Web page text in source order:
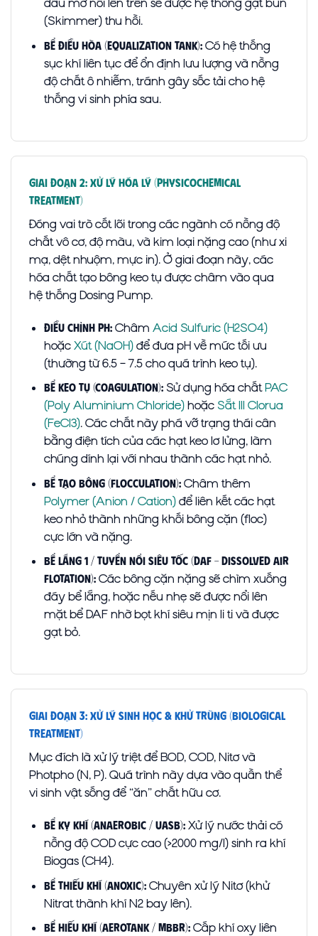
dầu mỡ nổi lên trên sẽ được hệ thống gạt bùn
(Skimmer) thu hồi.
Bể điều hòa (Equalization Tank):Có hệ thống
sục khí liên tục để ổn định lưu lượng và nồng
độ chất ô nhiễm, tránh gây sốc tải cho hệ
thống vi sinh phía sau.
Giai Đoạn 2: Xử Lý Hóa Lý (Physicochemical
Treatment)
Đóng vai trò cốt lõi trong các ngành có nồng độ
chất vô cơ, độ màu, và kim loại nặng cao (như xi
mạ, dệt nhuộm, mực in). Ở giai đoạn này, các
hóa chất tạo bông keo tụ được châm vào qua
hệ thống Dosing Pump.
Điều chỉnh pH:Châm Acid Sulfuric (H2SO4)
hoặc Xút (NaOH)để đưa pH về mức tối ưu
(thường từ 6.5 – 7.5 cho quá trình keo tụ).
Bể Keo tụ (Coagulation):Sử dụng hóa chấtPAC
(Poly Aluminium Chloride)hoặc Sắt III Clorua
(FeCl3). Các chất này phá vỡ trạng thái cân
bằng điện tích của các hạt keo lơ lửng, làm
chúng dính lại với nhau thành các hạt nhỏ.
Bể Tạo bông (Flocculation):Châm thêm
Polymer (Anion / Cation)để liên kết các hạt
keo nhỏ thành những khối bông cặn (floc)
cực lớn và nặng.
Bể lắng 1 / Tuyển nổi siêu tốc (DAF – Dissolved Air
Flotation):Các bông cặn nặng sẽ chìm xuống
đáy bể lắng, hoặc nếu nhẹ sẽ được nổi lên
mặt bể DAF nhờ bọt khí siêu mịn li ti và được
gạt bỏ.
Giai Đoạn 3: Xử Lý Sinh Học & Khử Trùng (Biological
Treatment)
Mục đích là xử lý triệt để BOD, COD, Nitơ và
Photpho (N, P). Quá trình này dựa vào quần thể
vi sinh vật sống để “ăn” chất hữu cơ.
Bể Kỵ khí (Anaerobic / UASB):Xử lý nước thải có
nồng độ COD cực cao (>2000 mg/l) sinh ra khí
Biogas (CH4).
Bể Thiếu khí (Anoxic):Chuyên xử lý Nitơ (khử
Nitrat thành khí N2 bay lên).
Bể Hiếu khí (Aerotank / MBBR):Cấp khí oxy liên